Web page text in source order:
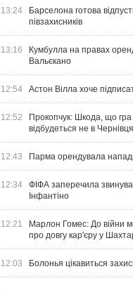
13:24
Барселона готова
півзахисників
13:16
Кумбулла на правах
Вальєкано
12:54 Астон Вілла хоче
12:52
Прокопчук: Шкода, що
відбудеться не в
12:43 Парма орендувала
12:34
ФІФА заперечила
Інфантіно
12:21
Марлон Гомес: До війни
про довгу кар'єру у
12:03 Болонья цікавиться